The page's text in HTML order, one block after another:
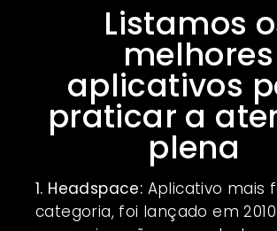
Listamos
melhores
aplicativos
praticar a
plena
1. Headspace: Aplicativo mais
categoria, foi lançado em